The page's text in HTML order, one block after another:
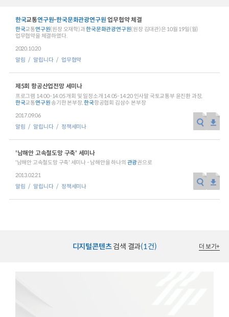
한국교통연구원-한국문화관광연구원 업무협약 체결
한국교통연구원(원장 오재학)과한국문화관광연구원(원장 김대관)은 10월 19일(월)
업무협약을 체결하였다.
2020.10.20
알림
알립니다 업무협약
제5회 항공산업전망 세미나
프로그램 14:00-14:05 개회 및 일정소개 14:05-14:20 인사말 국토교통부 윤진환 과장,
한국교통연구원송기한 본부장,한국항공협회 김삼수 본부장
2017.09.06
알림
알립니다 정책세미나
'남해안 고속철도망 구축' 세미나
'남해안 고속철도망 구축' 세미나 - 남해안을 하나의 관광권으로
2013.02.21
알림
알립니다 정책세미나
디지털콘텐츠검색 결과(1건) 더 보기+